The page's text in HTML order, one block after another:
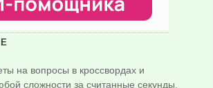
на вопросы в кроссвордах и
сложности за считанные секунды,